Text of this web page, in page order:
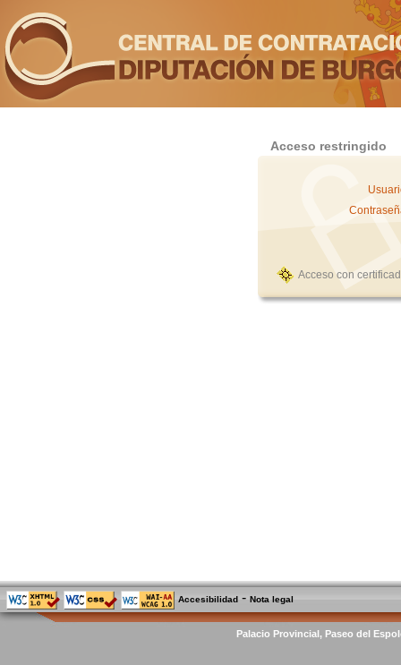
Acceso restringido
Acceso con
Accesibilidad -Nota legal
Palacio Provincial, Paseo del